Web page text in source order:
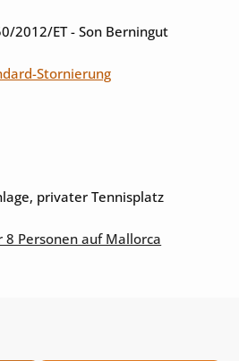
2012/ET - Son Berningut
Stornierung
privater Tennisplatz
8 Personen auf Mallorca